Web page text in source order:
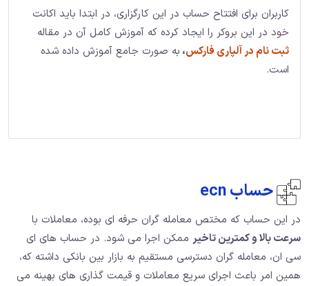
کاربران برای افتتاح حساب در این کارگزاری، در ابتدا باید اکانت
خود در این بروکر را ایجاد کرده که آموزش کامل آن در مقاله
ثبت نام در آلپاری فارکس، به صورت جامع آموزش داده شده
است.
حساب ecn
در این حساب که مختص معامله گران حرفه ای بوده، معاملات با
سرعت بالا و کمترین تاخیر ممکن اجرا می شود. در حساب های ای
سی ان، معامله گران دسترسی مستقیم به بازار بین بانکی داشته که،
همین امر باعث اجرای سریع معاملات و قیمت گذاری های بهینه می